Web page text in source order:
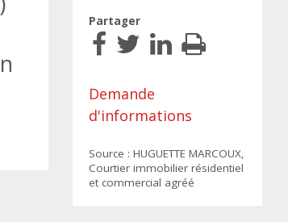
Partager
Demande
d'informations
Source : HUGUETTE MARCOUX,
Courtier immobilier résidentiel
et commercial agréé